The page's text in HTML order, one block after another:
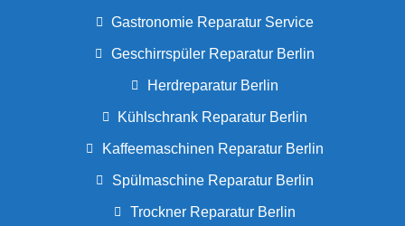
Gastronomie Reparatur Service
Geschirrspüler Reparatur Berlin
Herdreparatur Berlin
Kühlschrank Reparatur Berlin
Kaffeemaschinen Reparatur Berlin
Spülmaschine Reparatur Berlin
Trockner Reparatur Berlin